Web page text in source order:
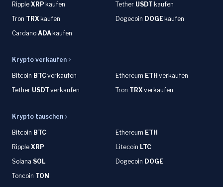
Ripple XRP kaufen Tether USDT kaufen
Tron TRX kaufen Dogecoin DOGE kaufen
Cardano ADA kaufen
Krypto verkaufen
Bitcoin BTCverkaufen Ethereum ETH verkaufen
Tether USDT verkaufen Tron TRXverkaufen
Krypto tauschen
Bitcoin BTC Ethereum ETH
Ripple XRP Litecoin LTC
Solana SOL Dogecoin DOGE
Toncoin TON